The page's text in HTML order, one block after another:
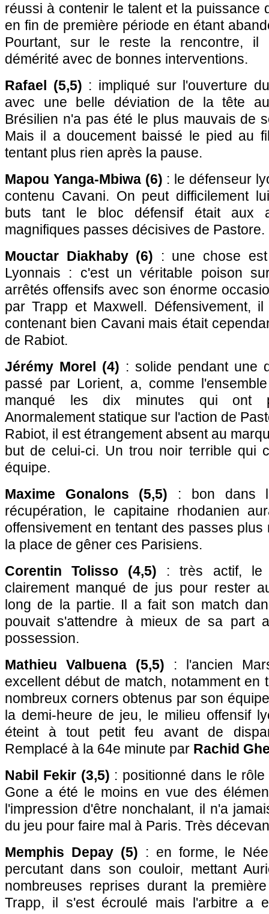
réussi à contenir le talent et la puissance
en fin de première période en étant
Pourtant, sur le reste la rencontre, il
démérité avec de bonnes interventions.
Rafael (5,5) : impliqué sur l'ouverture
avec une belle déviation de la tête
Brésilien n'a pas été le plus mauvais de
Mais il a doucement baissé le pied au
tentant plus rien après la pause.
Mapou Yanga-Mbiwa (6) : le défenseur
contenu Cavani. On peut difficilement
buts tant le bloc défensif était aux
magnifiques passes décisives de Pastore.
Mouctar Diakhaby (6) : une chose
Lyonnais : c'est un véritable poison
arrêtés offensifs avec son énorme
par Trapp et Maxwell. Défensivement,
contenant bien Cavani mais était
de Rabiot.
Jérémy Morel (4) : solide pendant une
passé par Lorient, a, comme
manqué les dix minutes qui ont
Anormalement statique sur l'action de
Rabiot, il est étrangement absent au
but de celui-ci. Un trou noir terrible qui
équipe.
Maxime Gonalons (5,5) : bon dans
récupération, le capitaine rhodanien
offensivement en tentant des passes
la place de gêner ces Parisiens.
Corentin Tolisso (4,5) : très actif, le
clairement manqué de jus pour rester
long de la partie. Il a fait son match
pouvait s'attendre à mieux de sa part
possession.
Mathieu Valbuena (5,5) : l'ancien
excellent début de match, notamment en
nombreux corners obtenus par son
la demi-heure de jeu, le milieu offensif
éteint à tout petit feu avant de
Remplacé à la 64e minute par Rachid
Nabil Fekir (3,5) : positionné dans le
Gone a été le moins en vue des
l'impression d'être nonchalant, il n'a
du jeu pour faire mal à Paris. Très
Memphis Depay (5) : en forme, le
percutant dans son couloir, mettant
nombreuses reprises durant la
Trapp, il s'est écroulé mais l'arbitre a